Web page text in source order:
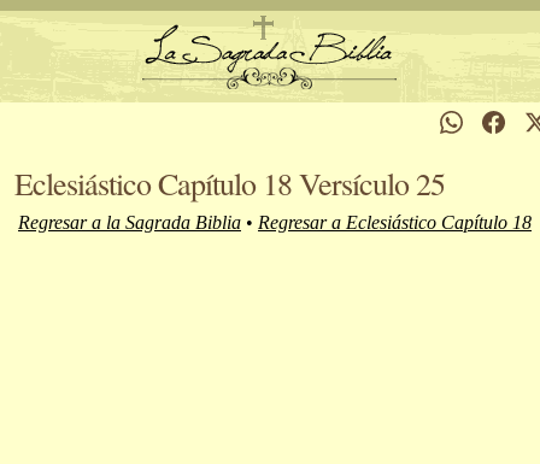
Eclesiástico Capítulo 18 Versículo 25
Regresar a la Sagrada Biblia • Regresar a Eclesiástico Capítulo 18